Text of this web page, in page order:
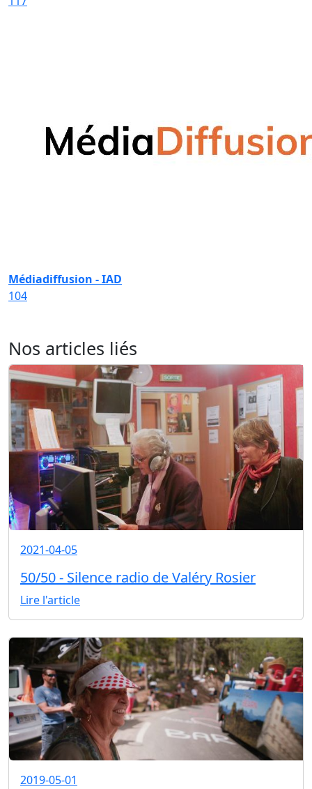
Médiadiffusion - IAD
104
Nos articles liés
2021-04-05
50/50 - Silence radio de Valéry Rosier
Lire l'article
2019-05-01